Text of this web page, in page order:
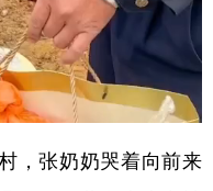
张奶奶哭着向前来